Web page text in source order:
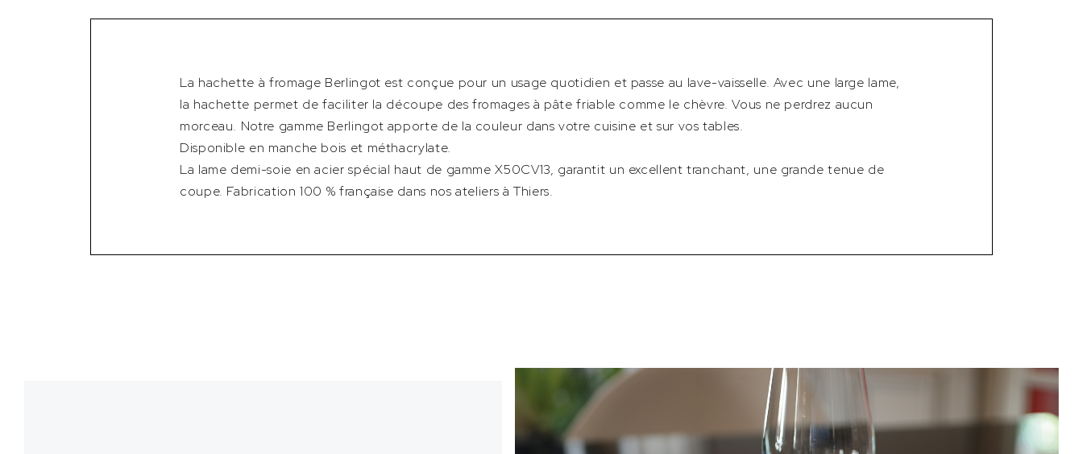
La hachette à fromage Berlingot est conçue pour un usage quotidien et passe au lave-vaisselle. Avec une large lame,
la hachette permet de faciliter la découpe des fromages à pâte friable comme le chèvre. Vous ne perdrez aucun
morceau. Notre gamme Berlingot apporte de la couleur dans votre cuisine et sur vos tables.
Disponible en manche bois et méthacrylate.
La lame demi-soie en acier spécial haut de gamme X50CV13, garantit un excellent tranchant, une grande tenue de
coupe. Fabrication 100 % française dans nos ateliers à Thiers.